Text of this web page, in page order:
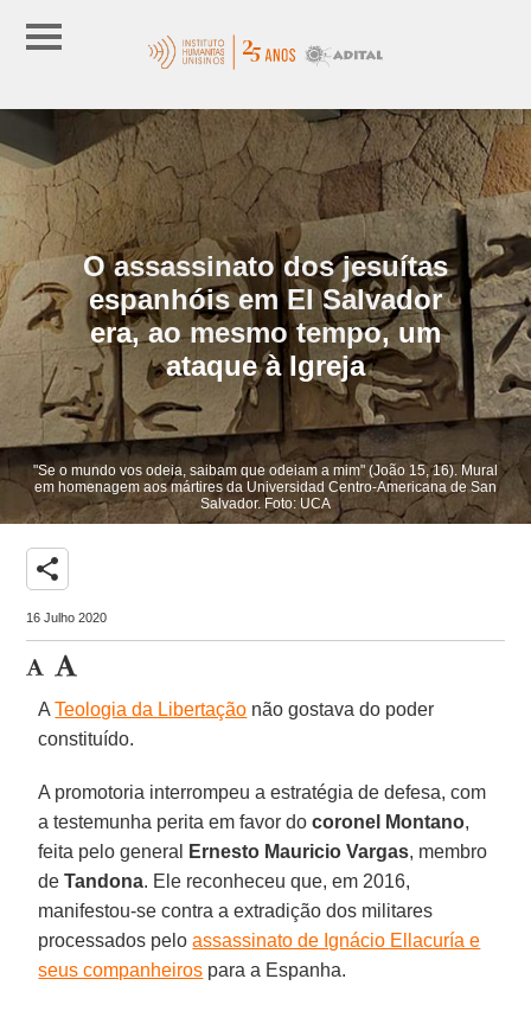
O assassinato dos jesuítas
espanhóis em El Salvador
era, ao mesmo tempo, um
ataque à Igreja
"Se o mundo vos odeia, saibam que odeiam a mim" (João 15, 16). Mural
em homenagem aos mártires da Universidad Centro-Americana de San
Salvador. Foto: UCA
share
16 Julho 2020
ATeologia da Libertação não gostava do poder
constituído.
A promotoria interrompeu a estratégia de defesa, com
a testemunha perita em favor docoronel Montano,
feita pelo general
Ernesto Mauricio Vargas, membro
deTandona. Ele reconheceu que, em 2016,
manifestou-se contra a extradição dos militares
processados peloassassinato de Ignácio Ellacuría e
seus companheiros para a Espanha.